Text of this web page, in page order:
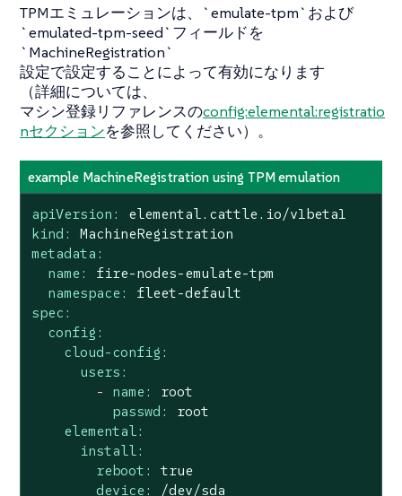
TPMエミュレーションは、`emulate-tpm`および
`emulated-tpm-seed`フィールドを
`MachineRegistration`
設定で設定することによって有効になります
（詳細については、
マシン登録リファレンスのconfig:elemental:registratio
nセクションを参照してください）。
example MachineRegistration using TPM emulation
apiVersion:
elemental.cattle.io/v1beta1
kind:
MachineRegistration
metadata:
name:
fire-nodes-emulate-tpm
namespace:
fleet-default
spec:
config:
cloud-config:
users:
-
name:
root
passwd:
root
elemental:
install:
reboot:
true
device:
/dev/sda